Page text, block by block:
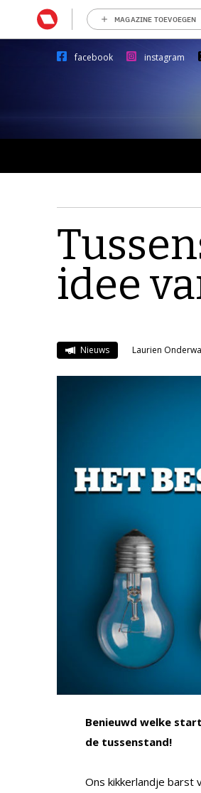
MAGAZINE TOEVOEGEN
facebook instagram
idee
Nieuws Laurien
Benieuwd welke
de tussenstand!
Ons kikkerlandje barst